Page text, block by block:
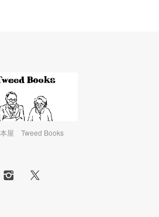
屋 Tweed Books